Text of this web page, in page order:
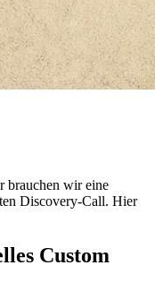
brauchen wir eine
Discovery-Call. Hier
Custom